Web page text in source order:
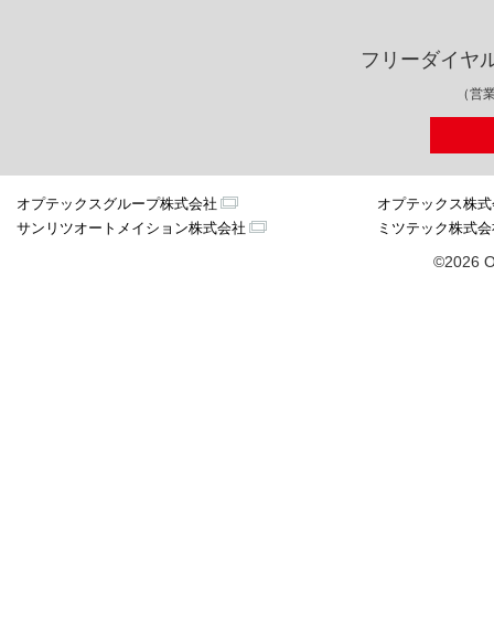
フリーダイヤ
（営
オプテックスグループ株式会社
オプテックス株
サンリツオートメイション株式会社
ミツテック株式
©2026